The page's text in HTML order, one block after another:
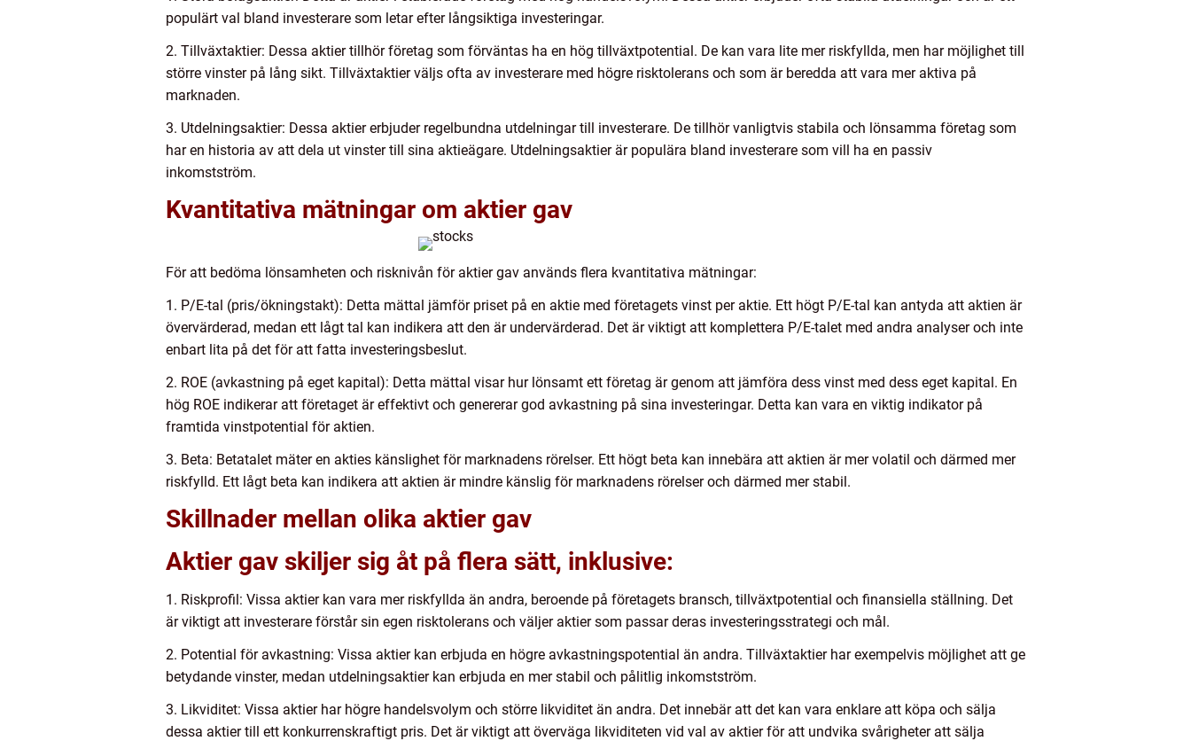
populärt val bland investerare som letar efter långsiktiga investeringar.
2. Tillväxtaktier: Dessa aktier tillhör företag som förväntas ha en hög tillväxtpotential. De kan vara lite mer riskfyllda, men har möjlighet till
större vinster på lång sikt. Tillväxtaktier väljs ofta av investerare med högre risktolerans och som är beredda att vara mer aktiva på
marknaden.
3. Utdelningsaktier: Dessa aktier erbjuder regelbundna utdelningar till investerare. De tillhör vanligtvis stabila och lönsamma företag som
har en historia av att dela ut vinster till sina aktieägare. Utdelningsaktier är populära bland investerare som vill ha en passiv
inkomstström.
Kvantitativa mätningar om aktier gav
För att bedöma lönsamheten och risknivån för aktier gav används flera kvantitativa mätningar:
1. P/E-tal (pris/ökningstakt): Detta mättal jämför priset på en aktie med företagets vinst per aktie. Ett högt P/E-tal kan antyda att aktien är
övervärderad, medan ett lågt tal kan indikera att den är undervärderad. Det är viktigt att komplettera P/E-talet med andra analyser och inte
enbart lita på det för att fatta investeringsbeslut.
2. ROE (avkastning på eget kapital): Detta mättal visar hur lönsamt ett företag är genom att jämföra dess vinst med dess eget kapital. En
hög ROE indikerar att företaget är effektivt och genererar god avkastning på sina investeringar. Detta kan vara en viktig indikator på
framtida vinstpotential för aktien.
3. Beta: Betatalet mäter en akties känslighet för marknadens rörelser. Ett högt beta kan innebära att aktien är mer volatil och därmed mer
riskfylld. Ett lågt beta kan indikera att aktien är mindre känslig för marknadens rörelser och därmed mer stabil.
Skillnader mellan olika aktier gav
Aktier gav skiljer sig åt på flera sätt, inklusive:
1. Riskprofil: Vissa aktier kan vara mer riskfyllda än andra, beroende på företagets bransch, tillväxtpotential och finansiella ställning. Det
är viktigt att investerare förstår sin egen risktolerans och väljer aktier som passar deras investeringsstrategi och mål.
2. Potential för avkastning: Vissa aktier kan erbjuda en högre avkastningspotential än andra. Tillväxtaktier har exempelvis möjlighet att ge
betydande vinster, medan utdelningsaktier kan erbjuda en mer stabil och pålitlig inkomstström.
3. Likviditet: Vissa aktier har högre handelsvolym och större likviditet än andra. Det innebär att det kan vara enklare att köpa och sälja
dessa aktier till ett konkurrenskraftigt pris. Det är viktigt att överväga likviditeten vid val av aktier för att undvika svårigheter att sälja